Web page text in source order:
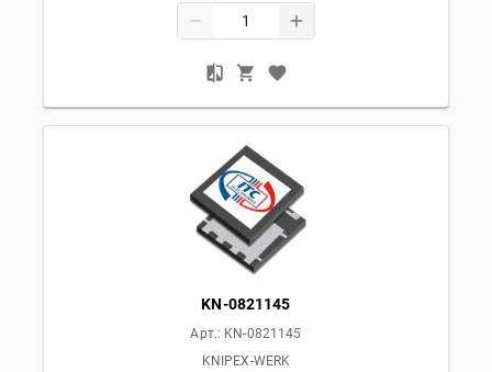
KN-0821145
Арт.: KN-0821145
KNIPEX-WERK